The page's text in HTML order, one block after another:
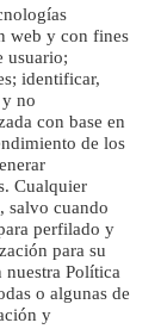
a la calle, se
web y con fines
usuario;
identificar,
no
con base en
de los
Cualquier
salvo cuando
perfilado y
para su
Política
o algunas de
y